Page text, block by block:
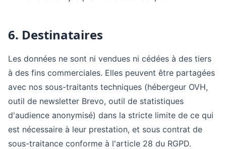
6. Destinataires
Les données ne sont ni vendues ni cédées à des tiers
à des fins commerciales. Elles peuvent être partagées
avec nos sous-traitants techniques (hébergeur OVH,
outil de newsletter Brevo, outil de statistiques
d'audience anonymisé) dans la stricte limite de ce qui
est nécessaire à leur prestation, et sous contrat de
sous-traitance conforme à l'article 28 du RGPD.